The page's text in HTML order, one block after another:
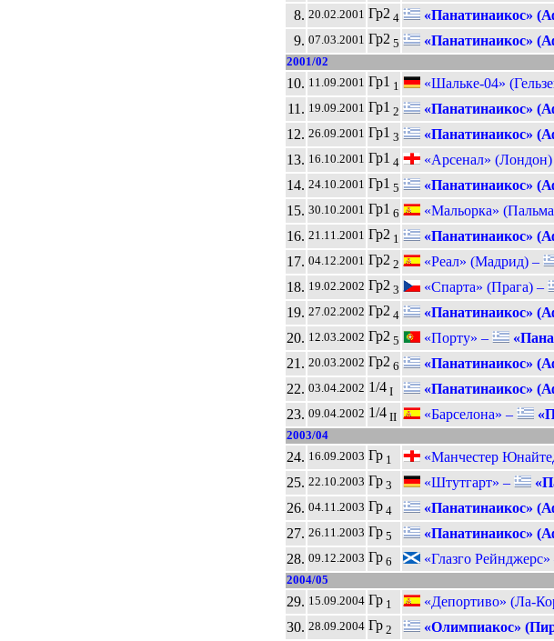
8. 20.02.2001 Гр2 4 «Панатинаикос»
9. 07.03.2001 Гр2 5 «Панатинаикос»
2001/02
10. 11.09.2001 Гр1 1 «Шальке-04»
11. 19.09.2001 Гр1 2 «Панатинаикос»
12. 26.09.2001 Гр1 3 «Панатинаикос»
13. 16.10.2001 Гр1 4 «Арсенал»
14. 24.10.2001 Гр1 5 «Панатинаикос»
15. 30.10.2001 Гр1 6 «Мальорка»
16. 21.11.2001 Гр2 1 «Панатинаикос»
17. 04.12.2001 Гр2 2 «Реал» (Мадрид) –
18. 19.02.2002 Гр2 3 «Спарта» (Прага) –
19. 27.02.2002 Гр2 4 «Панатинаикос»
20. 12.03.2002 Гр2 5 «Порту» –
21. 20.03.2002 Гр2 6 «Панатинаикос»
22. 03.04.2002 1/4 I «Панатинаикос»
23. 09.04.2002 1/4 II «Барселона» –
2003/04
24. 16.09.2003 Гр 1 «Манчестер
25. 22.10.2003 Гр 3 «Штутгарт» –
26. 04.11.2003 Гр 4 «Панатинаикос»
27. 26.11.2003 Гр 5 «Панатинаикос»
28. 09.12.2003 Гр 6 «Глазго Рейнджерс»
2004/05
29. 15.09.2004 Гр 1 «Депортиво» (Ла-
30. 28.09.2004 Гр 2 «Олимпиакос»